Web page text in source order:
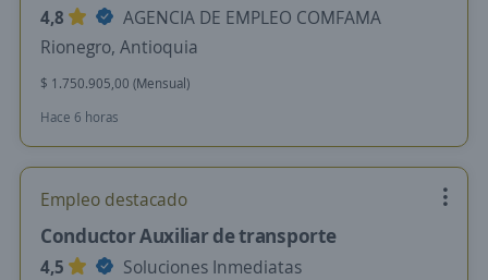
4,8
AGENCIA DE EMPLEO COMFAMA
Rionegro, Antioquia
$ 1.750.905,00 (Mensual)
Hace 6 horas
Empleo destacado
Conductor Auxiliar de transporte
4,5
Soluciones Inmediatas